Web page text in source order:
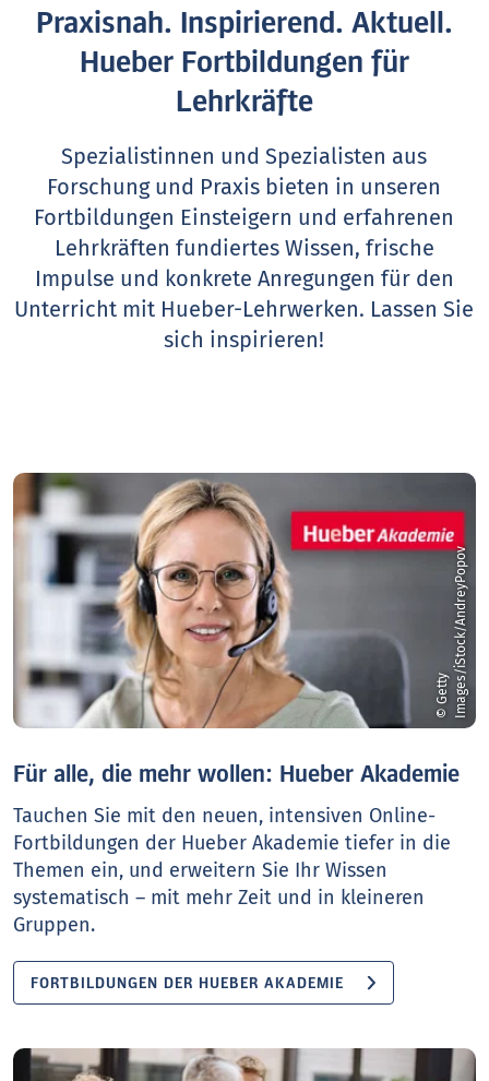
Praxisnah. Inspirierend. Aktuell.
Hueber Fortbildungen für
Lehrkräfte
Spezialistinnen und Spezialisten aus
Forschung und Praxis bieten in unseren
Fortbildungen Einsteigern und erfahrenen
Lehrkräften fundiertes Wissen, frische
Impulse und konkrete Anregungen für den
Unterricht mit Hueber-Lehrwerken. Lassen Sie
sich inspirieren!
©
G
e
t
t
y
I
m
a
g
e
s
/
i
S
t
o
c
k
/
A
n
d
r
e
y
P
o
p
ov
Für alle, die mehr wollen: Hueber Akademie
Tauchen Sie mit den neuen, intensiven Online-
Fortbildungen der Hueber Akademie tiefer in die
Themen ein, und erweitern Sie Ihr Wissen
systematisch – mit mehr Zeit und in kleineren
Gruppen.
FORTBILDUNGEN DER HUEBER AKADEMIE